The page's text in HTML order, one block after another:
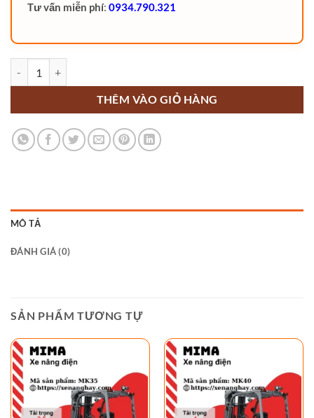
Tư vấn miễn phí: 0934.790.321
THÊM VÀO GIỎ HÀNG
MÔ TẢ
ĐÁNH GIÁ (0)
SẢN PHẨM TƯƠNG TỰ